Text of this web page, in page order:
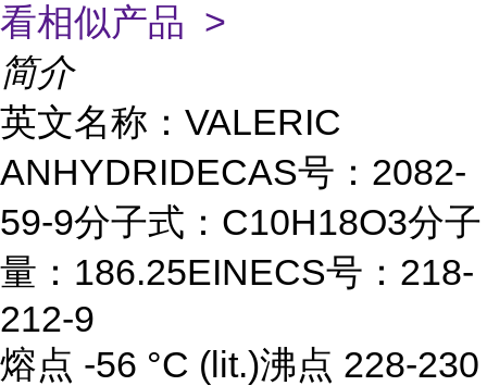
看相似产品 >
简介
英文名称：VALERIC
ANHYDRIDECAS号：2082-
59-9分子式：C10H18O3分子
量：186.25EINECS号：218-
212-9
熔点 -56 °C (lit.)沸点 228-230